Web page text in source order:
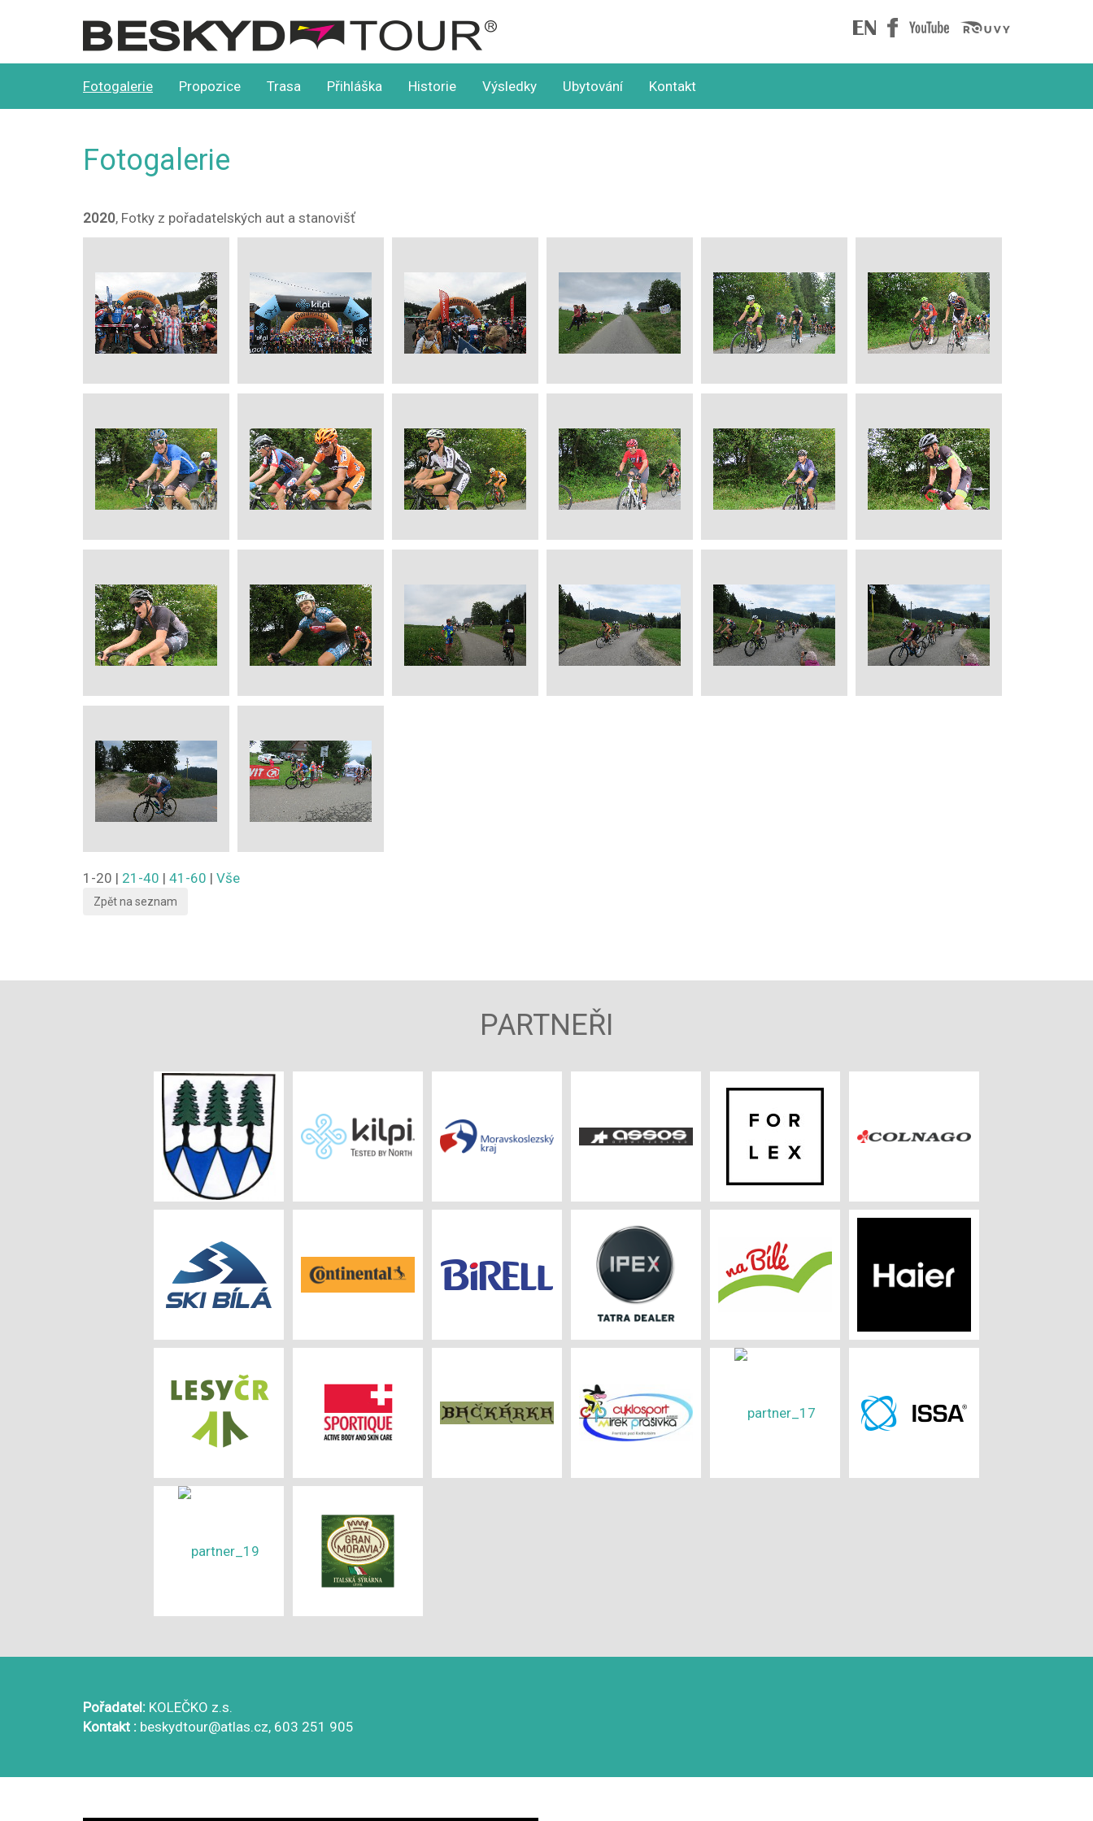
Beskydtour
Fotogalerie Propozice Trasa Přihláška Historie Výsledky Ubytování Kontakt
Fotogalerie
2020, Fotky z pořadatelských aut a stanovišť
1-20 | 21-40 | 41-60 | Vše
PARTNEŘI
Pořadatel: KOLEČKO z.s.
Kontakt : beskydtour@atlas.cz, 603 251 905